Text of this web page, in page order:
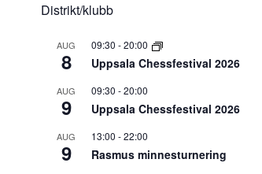
Distrikt/klubb
AUG
8
09:30 -20:00
Uppsala Chessfestival 2026
AUG
9
09:30 -20:00
Uppsala Chessfestival 2026
AUG
9
13:00 -22:00
Rasmus minnesturnering